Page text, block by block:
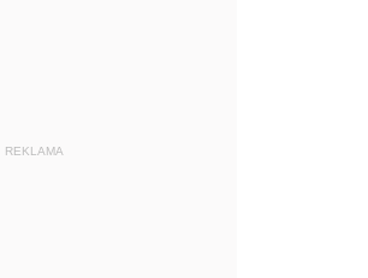
REKLAMA